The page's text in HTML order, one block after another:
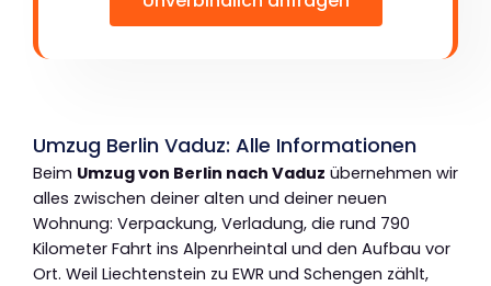
Umzug Berlin Vaduz: Alle Informationen
Beim Umzug von Berlin nach Vaduz übernehmen wir
alles zwischen deiner alten und deiner neuen
Wohnung: Verpackung, Verladung, die rund 790
Kilometer Fahrt ins Alpenrheintal und den Aufbau vor
Ort. Weil Liechtenstein zu EWR und Schengen zählt,